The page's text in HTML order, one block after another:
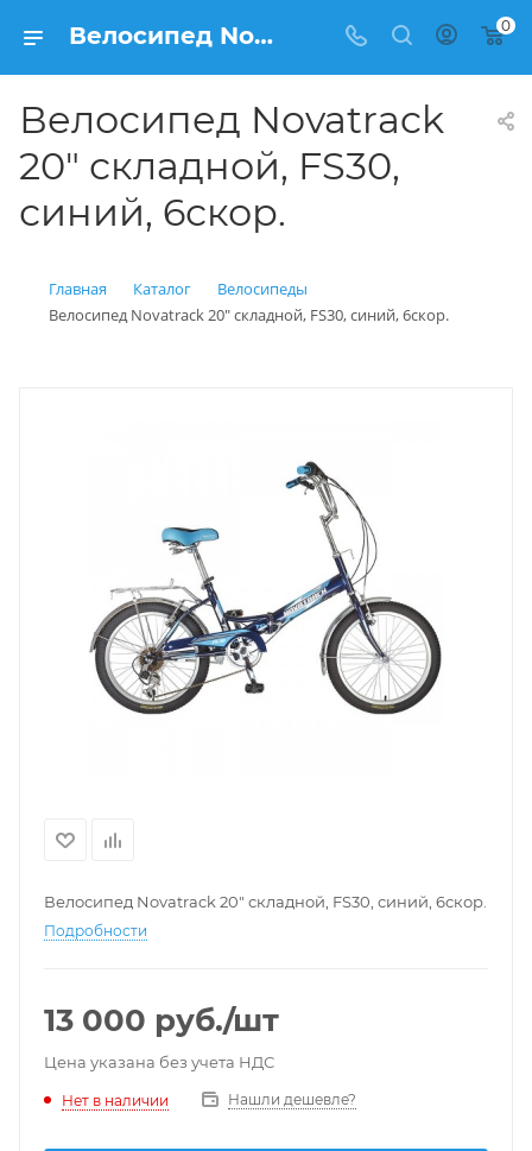
Велосипед Novatrack 20" складной, FS30, синий, 6скор. купить: цена 13 000 рублей в Балашихе | Интернет магазин Вело150 0
Велосипед Novatrack
20" складной, FS30,
синий, 6скор.
Главная Каталог
Велосипеды
Велосипед Novatrack 20" складной, FS30, синий, 6скор.
Велосипед Novatrack 20" складной, FS30, синий, 6скор.
Подробности
13 000 руб./шт
Цена указана без учета НДС
Нет в наличии Нашли дешевле?